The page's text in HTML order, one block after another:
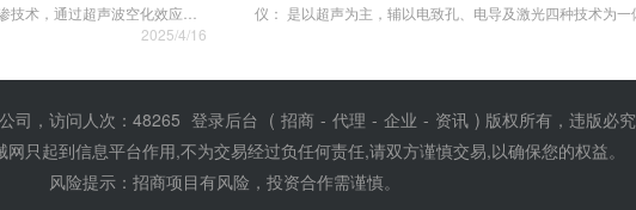
2025/4/16
仪： 是以超声为主，辅以电致孔、电导及激光四种技术为一体的透皮给药设备。 与已备案的医用超声耦合贴
司，访问人次：48265 登录后台 ( 招商 - 代理 - 企业 - 资讯 ) 版权所有，违版必究
只起到信息平台作用,不为交易经过负任何责任,请双方谨慎交易,以确保您的权益。
风险提示：招商项目有风险，投资合作需谨慎。